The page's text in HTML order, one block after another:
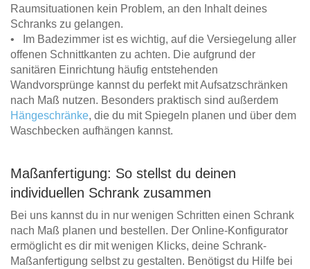
Raumsituationen kein Problem, an den Inhalt deines
Schranks zu gelangen.
• Im Badezimmer ist es wichtig, auf die Versiegelung aller
offenen Schnittkanten zu achten. Die aufgrund der
sanitären Einrichtung häufig entstehenden
Wandvorsprünge kannst du perfekt mit Aufsatzschränken
nach Maß nutzen. Besonders praktisch sind außerdem
Hängeschränke, die du mit Spiegeln planen und über dem
Waschbecken aufhängen kannst.
Maßanfertigung: So stellst du deinen
individuellen Schrank zusammen
Bei uns kannst du in nur wenigen Schritten einen Schrank
nach Maß planen und bestellen. Der Online-Konfigurator
ermöglicht es dir mit wenigen Klicks, deine Schrank-
Maßanfertigung selbst zu gestalten. Benötigst du Hilfe bei